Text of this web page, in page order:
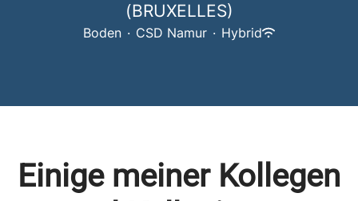
(BRUXELLES)
Boden · CSD Namur · Hybrid
Einige meiner Kollegen